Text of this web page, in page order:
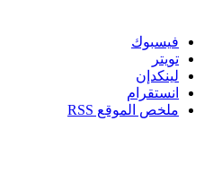
فيسبوك
تويتر
لينكدإن
انستقرام
ملخص الموقع RSS